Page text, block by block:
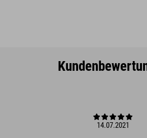
14.07.2021